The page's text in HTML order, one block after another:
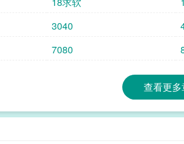
3040
7080
查看更多